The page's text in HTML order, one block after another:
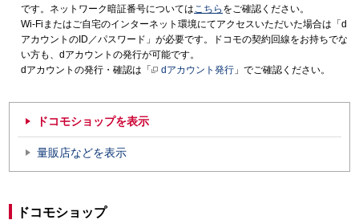
です。ネットワーク暗証番号についてはこちら をご確認ください。
Wi-Fiまたはご自宅のインターネット環境にてアクセスいただいた場合は「d
アカウントのID／パスワード」が必要です。ドコモの契約回線をお持ちでな
い方も、dアカウントの発行が可能です。
dアカウントの発行・確認は「
dアカウント発行 」でご確認ください。
ドコモショップを表示
量販店などを表示
ドコモショップ